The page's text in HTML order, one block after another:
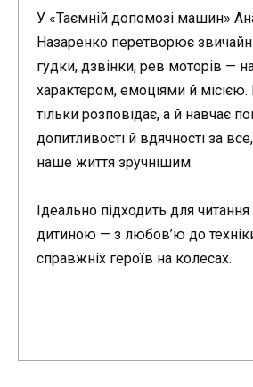
У «Таємній допомозі машин»
Назаренко перетворює
гудки, дзвінки, рев моторів — на
характером, емоціями й
тільки розповідає, а й навчає
допитливості й вдячності за
наше життя зручнішим.
Ідеально підходить для читання
дитиною — з любов’ю до
справжніх героїв на колесах.